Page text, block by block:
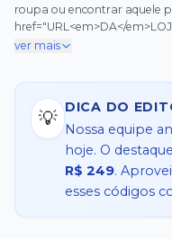
roupa ou encontrar aquele
href="URL<em>DA</
preço ideal, e temos a
seleção de produtos.
#008000;">até 30% OFF</
calçados elegantes até
visual. Não perca a chance
pesar no bolso. Explore
comprar na Tanara.</p>
ver mais
💡
DICA DO
Nossa equipe
hoje. O
R$ 249.
esses códigos